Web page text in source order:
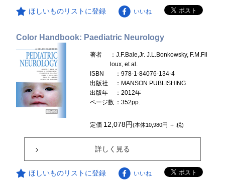
ほしいものリストに登録 いいね
Color Handbook: Paediatric Neurology
著者
：J.F.Bale,Jr. J.L.Bonkowsky, F.M.Fil
loux, et al.
ISBN
：978-1-84076-134-4
出版社
：MANSON PUBLISHING
出版年
：2012年
ページ数 ：352pp.
定価 12,078円(本体10,980円 ＋ 税)
詳しく見る
ほしいものリストに登録 いいね